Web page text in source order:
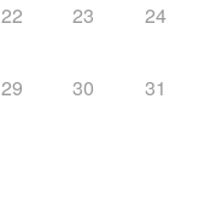
22 23 24
29 30 31